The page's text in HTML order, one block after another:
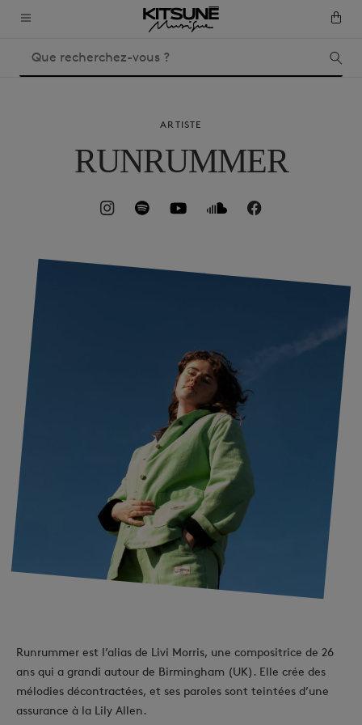
ARTISTE
RUNRUMMER
Runrummer est l’alias de Livi Morris, une compositrice de 26
ans qui a grandi autour de Birmingham (UK). Elle crée des
mélodies décontractées, et ses paroles sont teintées d’une
assurance à la Lily Allen.